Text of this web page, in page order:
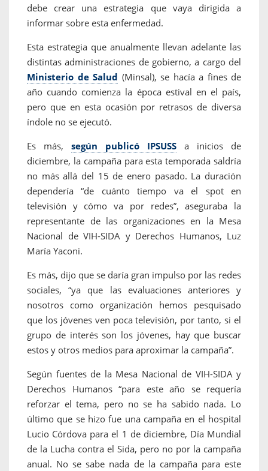
debe crear una estrategia que vaya dirigida a
informar sobre esta enfermedad.
Esta estrategia que anualmente llevan adelante las
distintas administraciones de gobierno, a cargo del
Ministerio de Salud (Minsal), se hacía a fines de
año cuando comienza la época estival en el país,
pero que en esta ocasión por retrasos de diversa
índole no se ejecutó.
Es más, según publicó IPSUSS a inicios de
diciembre, la campaña para esta temporada saldría
no más allá del 15 de enero pasado. La duración
dependería “de cuánto tiempo va el spot en
televisión y cómo va por redes”, aseguraba la
representante de las organizaciones en la Mesa
Nacional de VIH-SIDA y Derechos Humanos, Luz
María Yaconi.
Es más, dijo que se daría gran impulso por las redes
sociales, “ya que las evaluaciones anteriores y
nosotros como organización hemos pesquisado
que los jóvenes ven poca televisión, por tanto, si el
grupo de interés son los jóvenes, hay que buscar
estos y otros medios para aproximar la campaña”.
Según fuentes de la Mesa Nacional de VIH-SIDA y
Derechos Humanos “para este año se requería
reforzar el tema, pero no se ha sabido nada. Lo
último que se hizo fue una campaña en el hospital
Lucio Córdova para el 1 de diciembre, Día Mundial
de la Lucha contra el Sida, pero no por la campaña
anual. No se sabe nada de la campaña para este